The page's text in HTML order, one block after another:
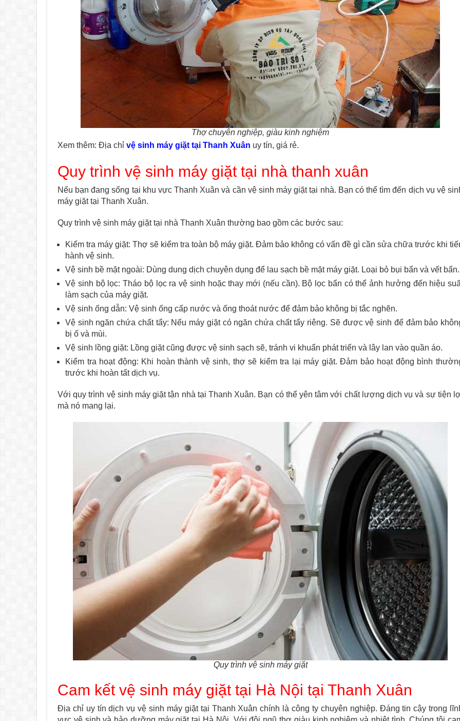
Thợ chuyên nghiệp, giàu kinh nghiệm
Xem thêm: Địa chỉ vệ sinh máy giặt tại Thanh Xuân uy tín, giá rẻ.
Quy trình vệ sinh máy giặt tại nhà thanh xuân
Nếu bạn đang sống tại khu vực Thanh Xuân và cần vệ sinh máy giặt tại nhà. Bạn có thể tìm đến dịch vụ vệ
máy giặt tại Thanh Xuân.
Quy trình vệ sinh máy giặt tại nhà Thanh Xuân thường bao gồm các bước sau:
Kiểm tra máy giặt: Thợ sẽ kiểm tra toàn bộ máy giặt. Đảm bảo không có vấn đề gì cần sửa chữa trước khi
hành vệ sinh.
Vệ sinh bề mặt ngoài: Dùng dung dịch chuyên dụng để lau sạch bề mặt máy giặt. Loại bỏ bụi bẩn và vết bẩn.
Vệ sinh bộ lọc: Tháo bộ lọc ra vệ sinh hoặc thay mới (nếu cần). Bộ lọc bẩn có thể ảnh hưởng đến hiệu
làm sạch của máy giặt.
Vệ sinh ống dẫn: Vệ sinh ống cấp nước và ống thoát nước để đảm bảo không bị tắc nghẽn.
Vệ sinh ngăn chứa chất tẩy: Nếu máy giặt có ngăn chứa chất tẩy riêng. Sẽ được vệ sinh để đảm bảo
bị ố và mùi.
Vệ sinh lồng giặt: Lồng giặt cũng được vệ sinh sạch sẽ, tránh vi khuẩn phát triển và lây lan vào quần áo.
Kiểm tra hoạt động: Khi hoàn thành vệ sinh, thợ sẽ kiểm tra lại máy giặt. Đảm bảo hoạt động bình
trước khi hoàn tất dịch vụ.
Với quy trình vệ sinh máy giặt tận nhà tại Thanh Xuân. Bạn có thể yên tâm với chất lượng dịch vụ và sự tiện
mà nó mang lại.
Quy trình vệ sinh máy giặt
Cam kết vệ sinh máy giặt tại Hà Nội tại Thanh Xuân
Địa chỉ uy tín dịch vụ vệ sinh máy giặt tại Thanh Xuân chính là công ty chuyên nghiệp. Đáng tin cậy trong